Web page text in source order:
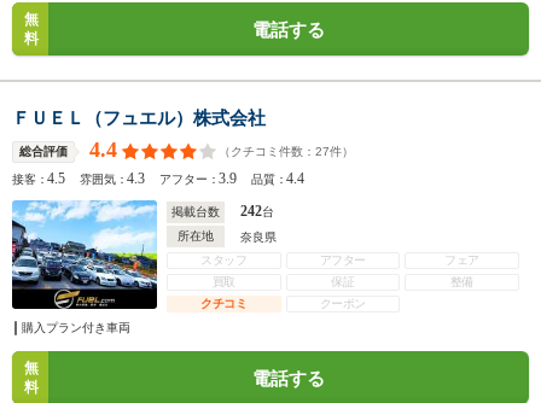
無
料
電話する
ＦＵＥＬ（フュエル）株式会社
総合評価 4.4 （クチコミ件数： 27件）
接客：4.5 雰囲気：4.3 アフター：3.9 品質：4.4
掲載台数 242台
所在地
奈良県
スタッフ
アフター
フェア
買取
保証
整備
クチコミ
クーポン
購入プラン付き車両
無
料
電話する